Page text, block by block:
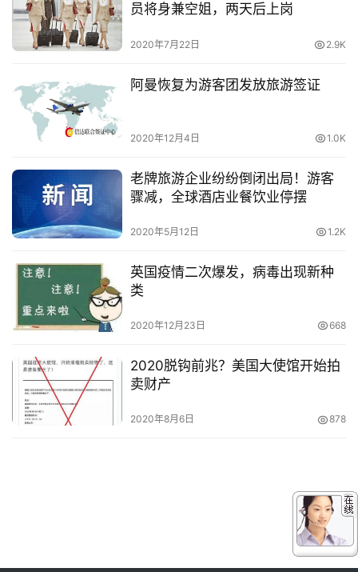
员将身兼空姐，两天后上岗
2020年7月22日 2.9K
阿曼恢复为游客团发放旅游签证
2020年12月4日 1.0K
老牌旅游企业纷纷倒闭出局！游客
骤减，全球酒店业餐饮业停摆
2020年5月12日 1.2K
英国疫情二次爆发，病毒出现新种
类
2020年12月23日 668
2020脱钩前兆？美国大使馆开始拍
卖财产
2020年8月6日 878